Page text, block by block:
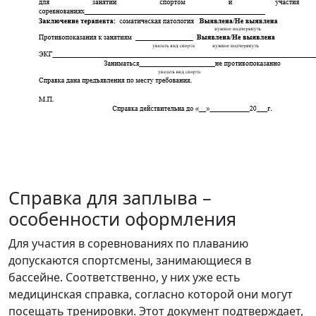
Справка для заплыва –
особенности оформления
Для участия в соревнованиях по плаванию
допускаются спортсмены, занимающиеся в
бассейне. Соответственно, у них уже есть
медицинская справка, согласно которой они могут
посещать тренировки. Этот документ подтверждает,